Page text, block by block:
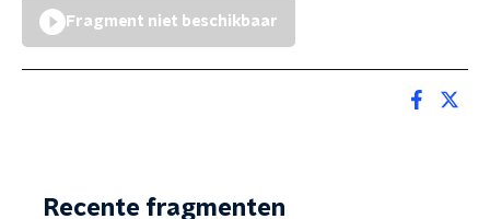
Fragment niet beschikbaar
Recente fragmenten